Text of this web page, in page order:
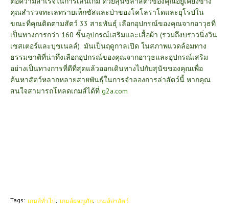
คุณสำรวจทะเลทรายเท็กซัสและป่าของโคโลราโดและยุโรปใน
ขณะที่คุณติดตามสัตว์ 33 สายพันธุ์ เลือกอุปกรณ์ของคุณจากอาวุธที่
เป็นทางการกว่า 160 ชิ้นอุปกรณ์เสริมและเสื้อผ้า (รวมถึงบราวนิ่งวิน
เชสเตอร์และบุชเนลล์) มันเป็นฤดูกาลเปิด ในสภาพแวดล้อมทาง
ธรรมชาติที่น่าทึ่งเลือกอุปกรณ์ของคุณจากอาวุธและอุปกรณ์เสริม
อย่างเป็นทางการที่ดีที่สุดแล้วออกเดินทางไปกับสุนัขของคุณเพื่อ
ค้นหาสัตว์หลากหลายสายพันธุ์ในการจำลองการล่าสัตว์นี้ หากคุณ
สนใจสามารถโหลดเกมส์ได้ที่ g2a.com
Tags: เกมส์ทั่วไป เกมส์ผจญภัย เกมส์ล่าสัตว์